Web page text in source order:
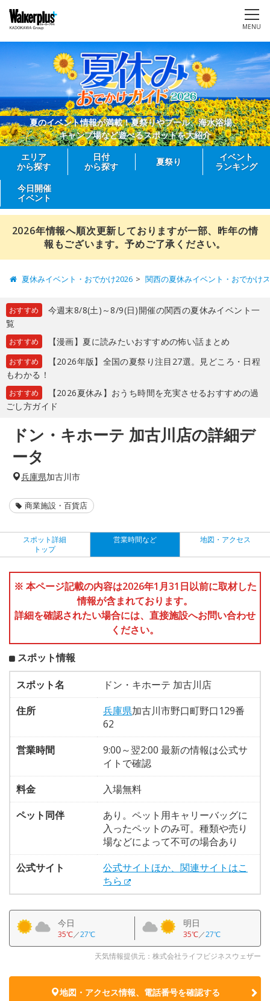
MENU
夏のイベント情報が満載！夏祭りやプール、海水浴場、
キャンプ場など遊べるスポットを大紹介
エリア
から探す
日付
から探す
夏祭り
イベント
ランキング
今日開催
イベント
2026年情報へ順次更新しておりますが一部、昨年の情
報もございます。予めご了承ください。
夏休みイベント・おでかけ2026 関西の夏休みイベント・おでかけ
おすすめ
今週末8/8(土)～8/9(日)開催の関西の夏休みイベント一
覧
おすすめ 【漫画】夏に読みたいおすすめの怖い話まとめ
おすすめ
【2026年版】全国の夏祭り注目27選。見どころ・日程
もわかる！
おすすめ
【2026夏休み】おうち時間を充実させるおすすめの過
ごし方ガイド
ドン・キホーテ 加古川店の詳細デ
ータ
兵庫県加古川市
商業施設・百貨店
スポット詳細
トップ
営業時間など 地図・アクセス
※ 本ページ記載の内容は2026年1月31日以前に取材した
情報が含まれております。
詳細を確認されたい場合には、直接施設へお問い合わせ
ください。
スポット情報
スポット名
ドン・キホーテ 加古川店
住所
兵庫県加古川市野口町野口129番
62
営業時間
9:00～翌2:00 最新の情報は公式サ
イトで確認
料金
入場無料
ペット同伴
あり。ペット用キャリーバッグに
入ったペットのみ可。種類や売り
場などによって不可の場合あり
公式サイト
公式サイトほか、関連サイトはこ
ちら
今日
35℃／27℃
明日
35℃／27℃
天気情報提供元：株式会社ライフビジネスウェザー
地図・アクセス情報、電話番号を確認する